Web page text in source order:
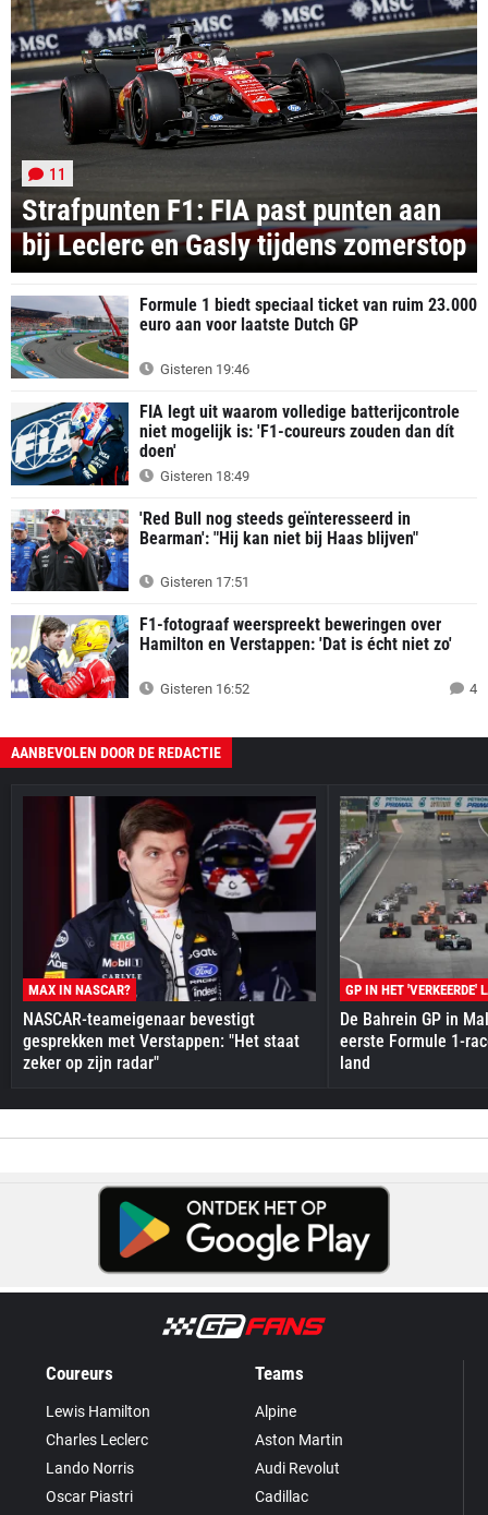
Strafpunten F1: FIA past punten aan
bij Leclerc en Gasly tijdens zomerstop
11
Formule 1 biedt speciaal ticket van ruim 23.000
euro aan voor laatste Dutch GP
Gisteren 19:46
FIA legt uit waarom volledige batterijcontrole
niet mogelijk is: 'F1-coureurs zouden dan dít
doen'
Gisteren 18:49
'Red Bull nog steeds geïnteresseerd in
Bearman': "Hij kan niet bij Haas blijven"
Gisteren 17:51
F1-fotograaf weerspreekt beweringen over
Hamilton en Verstappen: 'Dat is écht niet zo'
Gisteren 16:52 4
AANBEVOLEN DOOR DE REDACTIE
MAX IN NASCAR?
NASCAR-teameigenaar bevestigt
gesprekken met Verstappen: "Het staat
zeker op zijn radar"
GP IN HET 'VERKEERDE'
De Bahrein GP in
eerste Formule 1-
land
Coureurs
Lewis Hamilton
Charles Leclerc
Lando Norris
Oscar Piastri
Teams
Alpine
Aston Martin
Audi Revolut
Cadillac